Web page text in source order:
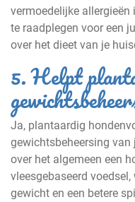
vermoedelijke
te raadplegen voor een
over het dieet van je
5. Helpt
Ja, plantaardig
gewichtsbeheersing
over het algemeen een
vleesgebaseerd
gewicht en een betere